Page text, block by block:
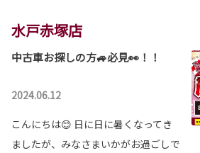
2026-05-28
新型ハイラックス発表
新型ハイラックスは茨城トヨタから。
詳しくはこちら
水戸赤塚店
中古車お探しの方🚙必見👀！！
2024.06.12
こんにちは😊 日に日に暑くなってき
ましたが、みなさまいかがお過ごしで